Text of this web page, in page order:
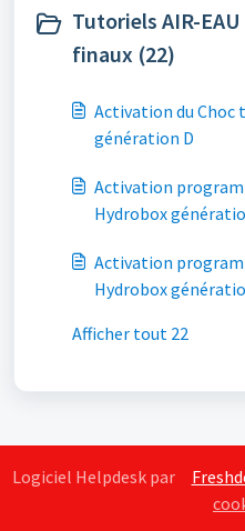
Tutoriels AIR-
finaux (22)
Activation du Choc
génération D
Activation
Hydrobox
Activation
Hydrobox
Afficher tout 22
Logiciel Helpdesk par